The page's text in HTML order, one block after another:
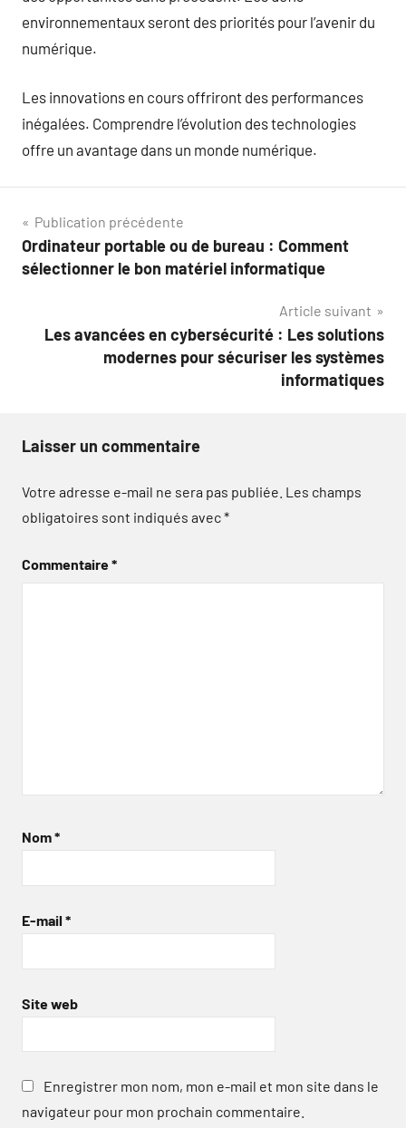
environnementaux seront des priorités pour l’avenir du
numérique.
Les innovations en cours offriront des performances
inégalées. Comprendre l’évolution des technologies
offre un avantage dans un monde numérique.
Navigation
de
Publication précédente
Ordinateur portable ou de bureau : Comment
sélectionner le bon matériel informatique
Article suivant
Les avancées en cybersécurité : Les solutions
modernes pour sécuriser les systèmes
informatiques
Laisser un commentaire
Votre adresse e-mail ne sera pas publiée. Les champs
obligatoires sont indiqués avec*
Commentaire*
Nom*
E-mail *
Site web
Enregistrer mon nom, mon e-mail et mon site dans le
navigateur pour mon prochain commentaire.